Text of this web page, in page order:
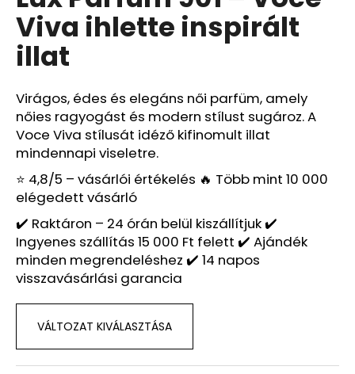
5-
ből
0,0
csillag.
Viva ihlette inspirált
illat
Virágos, édes és elegáns női parfüm, amely
nőies ragyogást és modern stílust sugároz. A
Voce Viva stílusát idéző kifinomult illat
mindennapi viseletre.
⭐ 4,8/5 – vásárlói értékelés 🔥 Több mint 10 000
elégedett vásárló
✔️ Raktáron – 24 órán belül kiszállítjuk ✔️
Ingyenes szállítás 15 000 Ft felett ✔️ Ajándék
minden megrendeléshez ✔️ 14 napos
visszavásárlási garancia
VÁLTOZAT KIVÁLASZTÁSA
A
j
n
l
j
u
LUX
PARFUM
420
–
UNDER
THE
TREES
IHLETTE
INSPIRÁLT
ILLAT
(UNISEX)